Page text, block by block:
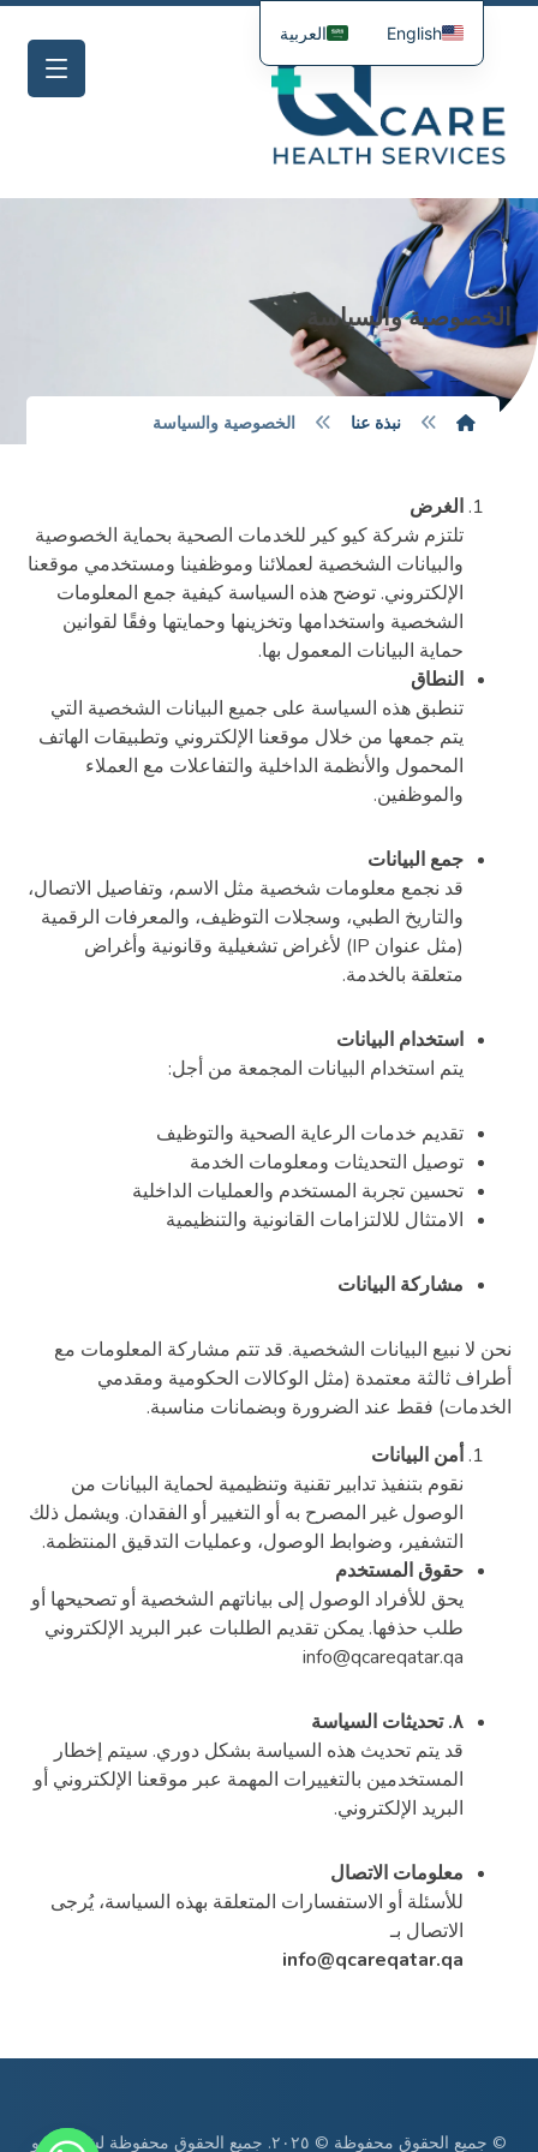
الخصوصية والسياسة
نبذة عنا الخصوصية والسياسة
الغرض
تلتزم شركة كيو كير للخدمات الصحية بحماية الخصوصية
والبيانات الشخصية لعملائنا وموظفينا ومستخدمي موقعنا
الإلكتروني. توضح هذه السياسة كيفية جمع المعلومات
الشخصية واستخدامها وتخزينها وحمايتها وفقًا لقوانين
حماية البيانات المعمول بها.
النطاق
تنطبق هذه السياسة على جميع البيانات الشخصية التي
يتم جمعها من خلال موقعنا الإلكتروني وتطبيقات الهاتف
المحمول والأنظمة الداخلية والتفاعلات مع العملاء
والموظفين.
جمع البيانات
قد نجمع معلومات شخصية مثل الاسم، وتفاصيل الاتصال،
والتاريخ الطبي، وسجلات التوظيف، والمعرفات الرقمية
(مثل عنوان IP) لأغراض تشغيلية وقانونية وأغراض
متعلقة بالخدمة.
استخدام البيانات
يتم استخدام البيانات المجمعة من أجل:
تقديم خدمات الرعاية الصحية والتوظيف
توصيل التحديثات ومعلومات الخدمة
تحسين تجربة المستخدم والعمليات الداخلية
الامتثال للالتزامات القانونية والتنظيمية
مشاركة البيانات
نحن لا نبيع البيانات الشخصية. قد تتم مشاركة المعلومات مع
أطراف ثالثة معتمدة (مثل الوكالات الحكومية ومقدمي
الخدمات) فقط عند الضرورة وبضمانات مناسبة.
أمن البيانات
نقوم بتنفيذ تدابير تقنية وتنظيمية لحماية البيانات من
الوصول غير المصرح به أو التغيير أو الفقدان. ويشمل ذلك
التشفير، وضوابط الوصول، وعمليات التدقيق المنتظمة.
حقوق المستخدم
يحق للأفراد الوصول إلى بياناتهم الشخصية أو تصحيحها أو
طلب حذفها. يمكن تقديم الطلبات عبر البريد الإلكتروني
info@qcareqatar.qa
٨. تحديثات السياسة
قد يتم تحديث هذه السياسة بشكل دوري. سيتم إخطار
المستخدمين بالتغييرات المهمة عبر موقعنا الإلكتروني أو
البريد الإلكتروني.
معلومات الاتصال
للأسئلة أو الاستفسارات المتعلقة بهذه السياسة، يُرجى
الاتصال بـ
info@qcareqatar.qa
© جميع الحقوق محفوظة © ٢٠٢٥. جميع الحقوق محفوظة لشركة كيو
English العربية